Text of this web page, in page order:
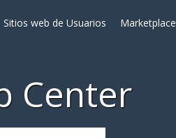
Sitios web de Usuarios Marketplace
Center